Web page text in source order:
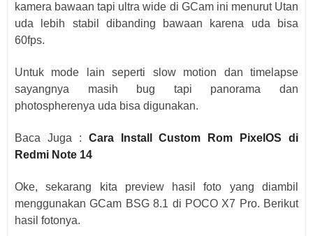
kamera bawaan tapi ultra wide di GCam ini menurut Utan
uda lebih stabil dibanding bawaan karena uda bisa
60fps.
Untuk mode lain seperti slow motion dan timelapse
sayangnya masih bug tapi panorama dan
photospherenya uda bisa digunakan.
Baca Juga : Cara Install Custom Rom PixelOS di
Redmi Note 14
Oke, sekarang kita preview hasil foto yang diambil
menggunakan GCam BSG 8.1 di POCO X7 Pro. Berikut
hasil fotonya.